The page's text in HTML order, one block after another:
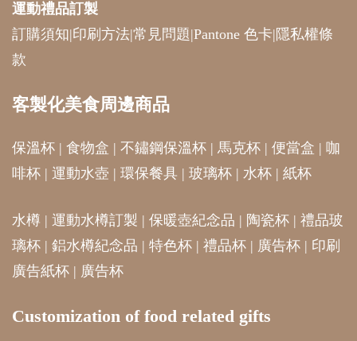
運動禮品訂製
訂購須知|印刷方法|常見問題|Pantone 色卡| 隱私權條
款
客製化美食周邊商品
保溫杯 | 食物盒 | 不鏽鋼保溫杯 | 馬克杯 | 便當盒 | 咖
啡杯 | 運動水壺 | 環保餐具 | 玻璃杯 | 水杯 | 紙杯
水樽 | 運動水樽訂製 | 保暖壺紀念品 | 陶瓷杯 | 禮品玻
璃杯 | 鋁水樽紀念品 | 特色杯 | 禮品杯 | 廣告杯 | 印刷
廣告紙杯 | 廣告杯
Customization of food related gifts